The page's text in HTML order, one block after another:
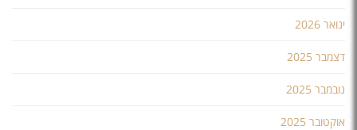
ינואר 2026
דצמבר 2025
נובמבר 2025
אוקטובר 2025